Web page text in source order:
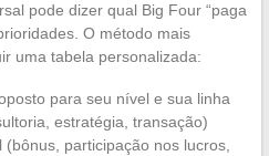
pode dizer qual Big Four “paga
O método mais
uma tabela personalizada:
para seu nível e sua linha
estratégia, transação)
participação nos lucros,